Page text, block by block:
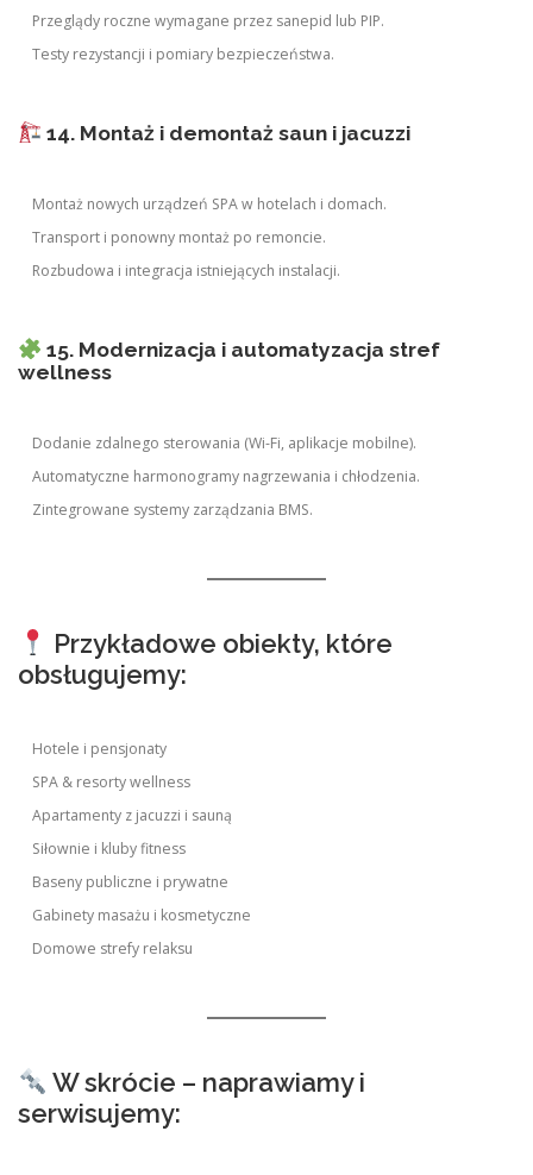
Przeglądy roczne wymagane przez sanepid lub PIP.
Testy rezystancji i pomiary bezpieczeństwa.
14. Montaż i demontaż saun i jacuzzi
Montaż nowych urządzeń SPA w hotelach i domach.
Transport i ponowny montaż po remoncie.
Rozbudowa i integracja istniejących instalacji.
15. Modernizacja i automatyzacja stref
wellness
Dodanie zdalnego sterowania (Wi-Fi, aplikacje mobilne).
Automatyczne harmonogramy nagrzewania i chłodzenia.
Zintegrowane systemy zarządzania BMS.
Przykładowe obiekty, które
obsługujemy:
Hotele i pensjonaty
SPA & resorty wellness
Apartamenty z jacuzzi i sauną
Siłownie i kluby fitness
Baseny publiczne i prywatne
Gabinety masażu i kosmetyczne
Domowe strefy relaksu
W skrócie – naprawiamy i
serwisujemy: